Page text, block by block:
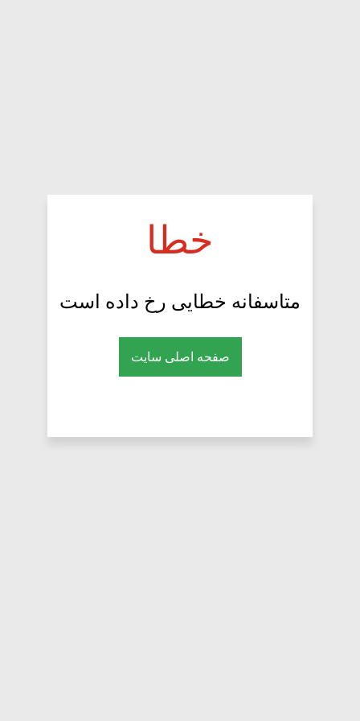
خطا
متاسفانه خطایی رخ داده است
صفحه اصلی سایت